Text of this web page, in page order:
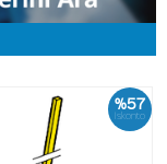
%62
İskonto